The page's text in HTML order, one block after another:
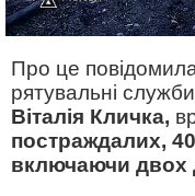
Про це
рятувальні
Віталія Кличка,
постраждалих, 40
включаючи двох